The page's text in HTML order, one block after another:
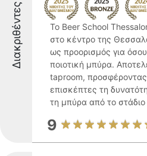
Διακριθέντες
Το Beer School
στο κέντρο της
ως προορισμός για
ποιοτική μπύρα.
taproom,
επισκέπτες τη
τη μπύρα από το στάδιο
9